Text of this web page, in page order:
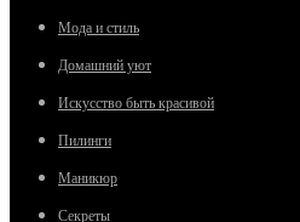
Мода и стиль
Домашний уют
Искусство быть красивой
Пилинги
Маникюр
Секреты